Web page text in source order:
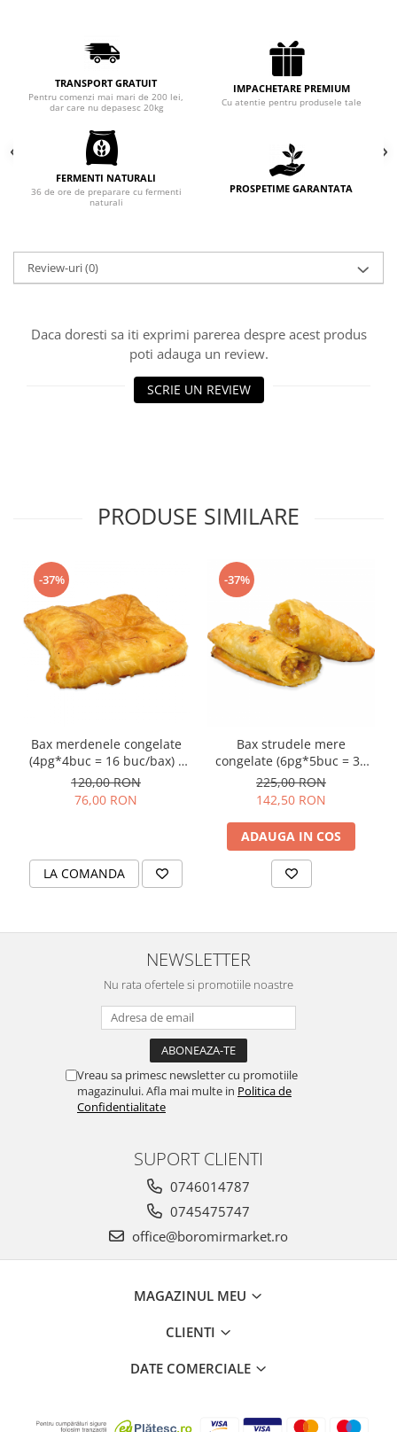
Prajituri cu fructe
Prajituri de Craciun
Torturi ambalate
Foietaje
Turta dulce cu nuci
Croissant
Paine
Paine ambalata
Chifle
Colaci festivi
Snack-uri sărate
Covrigi cu ulei de masline
Grisine
Crochete
Produse de gătit
Malai
Produse congelate
Baton Cookie congelat
Cheesecake congelat
Fursecuri vrac
Congelate brutarie
Cozonac Wine Collection
Accesorii Boromir
TRANSPORT GRATUIT
Pentru comenzi mai mari de 200 lei,
dar care nu depasesc 20kg
IMPACHETARE PREMIUM
Cu atentie pentru produsele tale
FERMENTI NATURALI
36 de ore de preparare cu fermenti
naturali
PROSPETIME GARANTATA
Review-uri(0)
Daca doresti sa iti exprimi parerea despre acest produs
poti adauga un review.
SCRIE UN REVIEW
PRODUSE SIMILARE
-37%
Bax merdenele congelate
(4pg*4buc = 16 buc/bax) -
(16buc*107g/buc =
1.7kg/bax)
120,00 RON
76,00 RON
LA COMANDA
-37%
Bax strudele mere
congelate (6pg*5buc = 30
buc/bax) - (30buc*105g/buc
= 3.15kg/bax)
225,00 RON
142,50 RON
ADAUGA IN COS
NEWSLETTER
Nu rata ofertele si promotiile noastre
Vreau sa primesc newsletter cu promotiile
magazinului. Afla mai multe in Politica de
Confidentialitate
SUPORT CLIENTI
0746014787
0745475747
office@boromirmarket.ro
MAGAZINUL MEU
CLIENTI
DATE COMERCIALE